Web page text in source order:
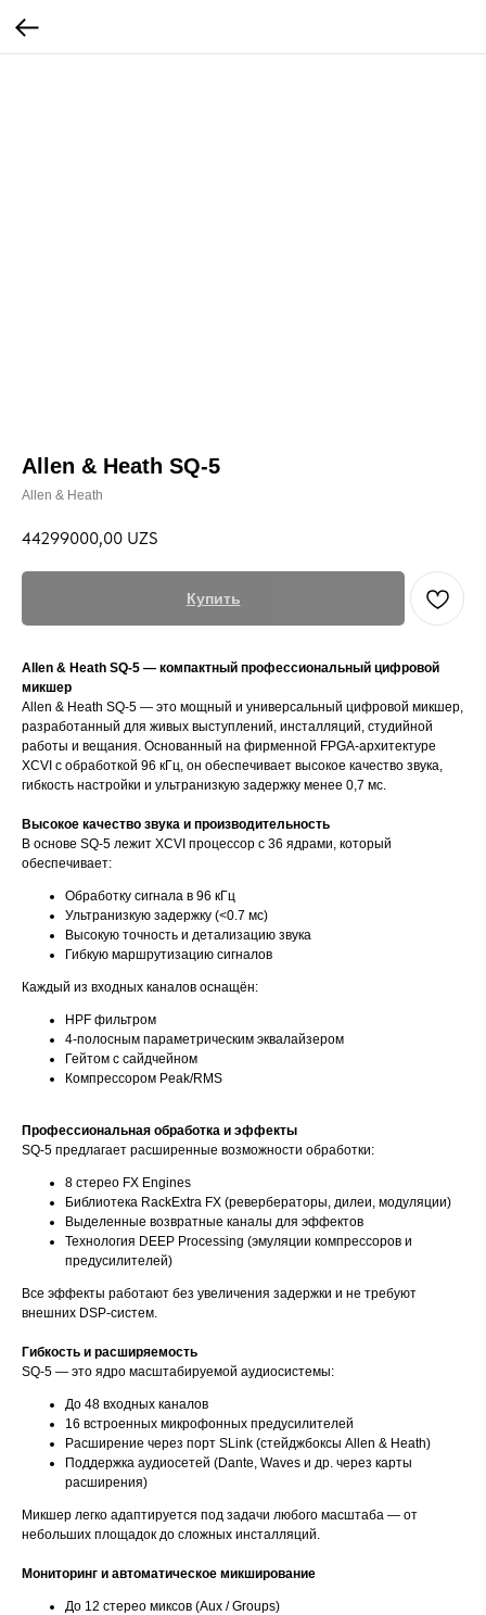
Allen & Heath SQ-5
Allen & Heath
44299000,00 UZS
Купить
Allen & Heath SQ-5 — компактный профессиональный цифровой
микшер
Allen & Heath SQ-5 — это мощный и универсальный цифровой микшер,
разработанный для живых выступлений, инсталляций, студийной
работы и вещания. Основанный на фирменной FPGA-архитектуре
XCVI с обработкой 96 кГц, он обеспечивает высокое качество звука,
гибкость настройки и ультранизкую задержку менее 0,7 мс.
Высокое качество звука и производительность
В основе SQ-5 лежит XCVI процессор с 36 ядрами, который
обеспечивает:
Обработку сигнала в 96 кГц
Ультранизкую задержку (<0.7 мс)
Высокую точность и детализацию звука
Гибкую маршрутизацию сигналов
Каждый из входных каналов оснащён:
HPF фильтром
4-полосным параметрическим эквалайзером
Гейтом с сайдчейном
Компрессором Peak/RMS
Профессиональная обработка и эффекты
SQ-5 предлагает расширенные возможности обработки:
8 стерео FX Engines
Библиотека RackExtra FX (ревербераторы, дилеи, модуляции)
Выделенные возвратные каналы для эффектов
Технология DEEP Processing (эмуляции компрессоров и
предусилителей)
Все эффекты работают без увеличения задержки и не требуют
внешних DSP-систем.
Гибкость и расширяемость
SQ-5 — это ядро масштабируемой аудиосистемы:
До 48 входных каналов
16 встроенных микрофонных предусилителей
Расширение через порт SLink (стейджбоксы Allen & Heath)
Поддержка аудиосетей (Dante, Waves и др. через карты
расширения)
Микшер легко адаптируется под задачи любого масштаба — от
небольших площадок до сложных инсталляций.
Мониторинг и автоматическое микширование
До 12 стерео миксов (Aux / Groups)